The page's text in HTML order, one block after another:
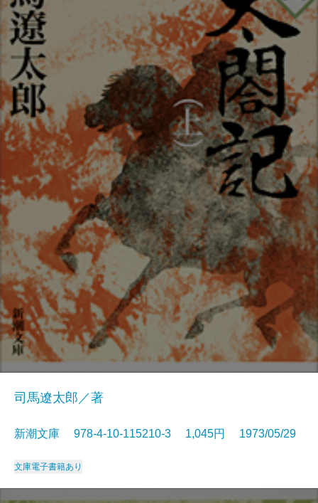
司馬遼太郎／著
新潮文庫 978-4-10-115210-3 1,045円 1973/05/29
文庫電子書籍あり